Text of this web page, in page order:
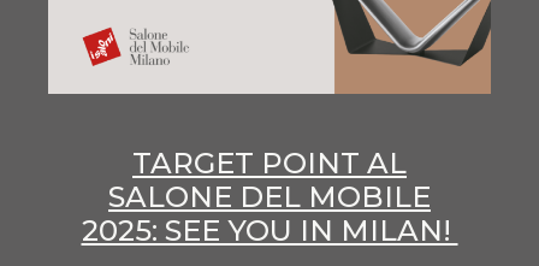
TARGET POINT AL
SALONE DEL MOBILE
2025: SEE YOU IN MILAN!